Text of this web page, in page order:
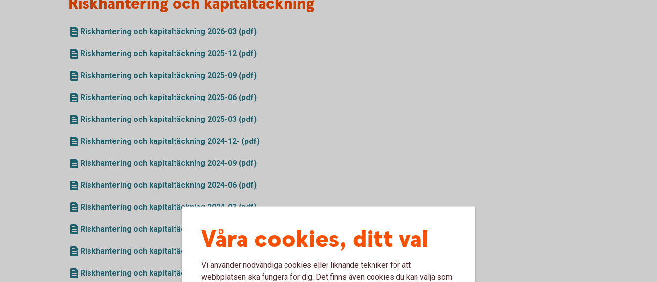
Riskhantering och kapitaltäckning 2026-03 (pdf)
Riskhantering och kapitaltäckning 2025-12 (pdf)
Riskhantering och kapitaltäckning 2025-09 (pdf)
Riskhantering och kapitaltäckning 2025-06 (pdf)
Riskhantering och kapitaltäckning 2025-03 (pdf)
Riskhantering och kapitaltäckning 2024-12- (pdf)
Riskhantering och kapitaltäckning 2024-09 (pdf)
Riskhantering och kapitaltäckning 2024-06 (pdf)
Riskhantering och kapitaltäckning 2024-03 (pdf)
Riskhantering och kapitaltäckning 2023-12 (pdf)
Riskhantering och kapitaltäckning 2023-09 (pdf)
Riskhantering och kapitaltäckning 2023-06(pdf)
Våra cookies, ditt val
Vi använder nödvändiga cookies eller liknande tekniker för att
webbplatsen ska fungera för dig. Det finns även cookies du kan välja som